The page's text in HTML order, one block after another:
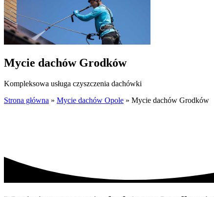
Mycie dachów Grodków
Kompleksowa usługa czyszczenia dachówki
Strona główna » Mycie dachów Opole » Mycie dachów Grodków